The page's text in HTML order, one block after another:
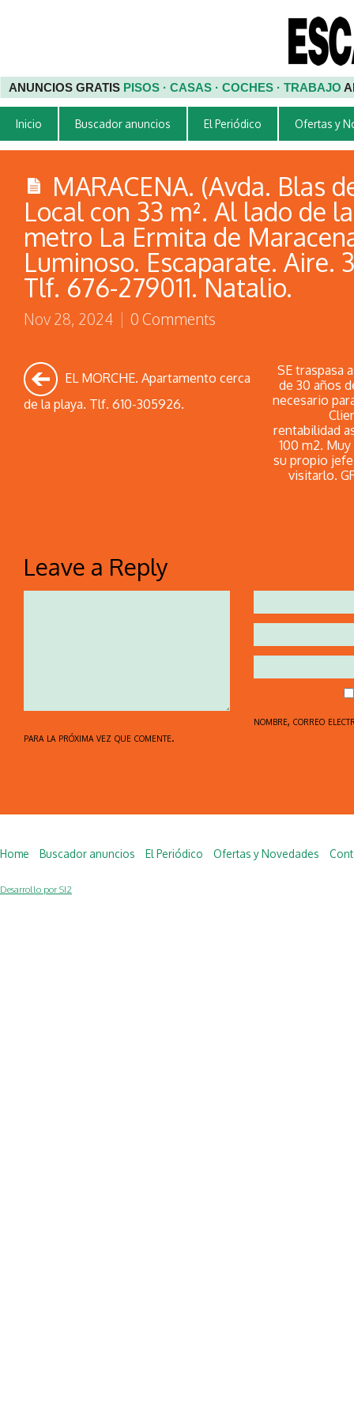
ANUNCIOS GRATIS PISOS · CASAS · COCHES · TRABAJO
Inicio Buscador anuncios El Periódico Ofertas y
MARACENA. (Avda. Blas
Local con 33 m². Al lado de
metro La Ermita de
Luminoso. Escaparate. Aire.
Tlf. 676-279011. Natalio.
Nov 28, 2024 | 0 Comments
EL MORCHE. Apartamento cerca
de la playa. Tlf. 610-305926.
SE traspasa
de 30 años
necesario
rentabilidad
100 m2.
su propio
visitarlo.
Leave a Reply
nombre, correo
para la próxima vez que comente.
Home Buscador anuncios El Periódico Ofertas y Novedades
Desarrollo por SI2